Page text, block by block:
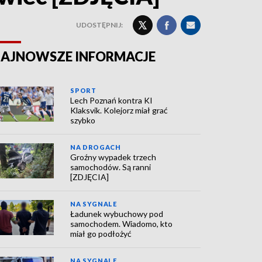
UDOSTĘPNIJ:
INFORMACJE
SPORT
Lech Poznań kontra KI
Klaksvik. Kolejorz miał grać
szybko
NA DROGACH
Groźny wypadek trzech
samochodów. Są ranni
[ZDJĘCIA]
NA SYGNALE
Ładunek wybuchowy pod
samochodem. Wiadomo, kto
miał go podłożyć